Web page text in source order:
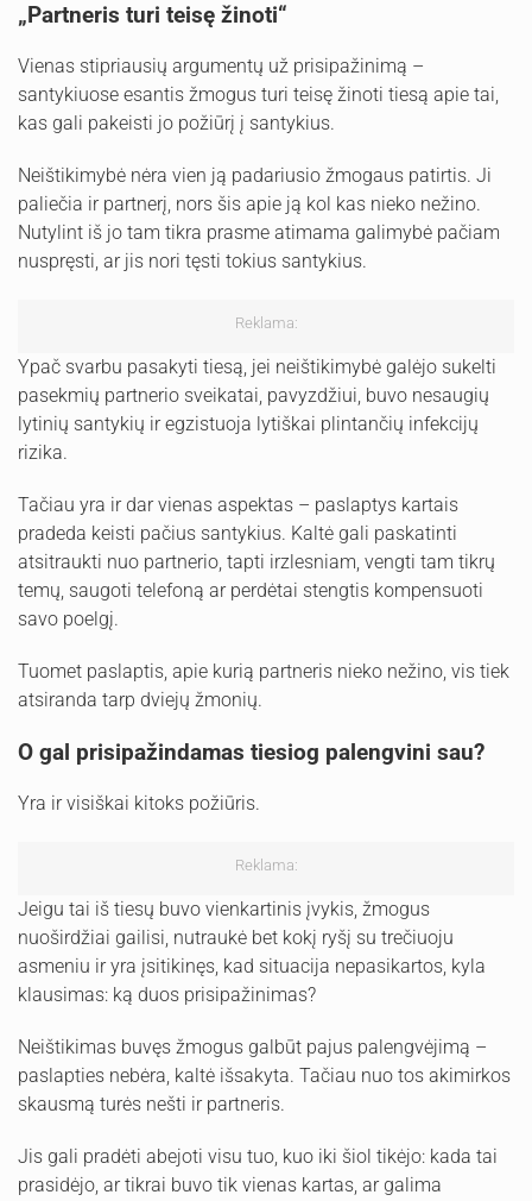
„Partneris turi teisę žinoti“
Vienas stipriausių argumentų už prisipažinimą –
santykiuose esantis žmogus turi teisę žinoti tiesą apie tai,
kas gali pakeisti jo požiūrį į santykius.
Neištikimybė nėra vien ją padariusio žmogaus patirtis. Ji
paliečia ir partnerį, nors šis apie ją kol kas nieko nežino.
Nutylint iš jo tam tikra prasme atimama galimybė pačiam
nuspręsti, ar jis nori tęsti tokius santykius.
Reklama:
Ypač svarbu pasakyti tiesą, jei neištikimybė galėjo sukelti
pasekmių partnerio sveikatai, pavyzdžiui, buvo nesaugių
lytinių santykių ir egzistuoja lytiškai plintančių infekcijų
rizika.
Tačiau yra ir dar vienas aspektas – paslaptys kartais
pradeda keisti pačius santykius. Kaltė gali paskatinti
atsitraukti nuo partnerio, tapti irzlesniam, vengti tam tikrų
temų, saugoti telefoną ar perdėtai stengtis kompensuoti
savo poelgį.
Tuomet paslaptis, apie kurią partneris nieko nežino, vis tiek
atsiranda tarp dviejų žmonių.
O gal prisipažindamas tiesiog palengvini sau?
Yra ir visiškai kitoks požiūris.
Reklama:
Jeigu tai iš tiesų buvo vienkartinis įvykis, žmogus
nuoširdžiai gailisi, nutraukė bet kokį ryšį su trečiuoju
asmeniu ir yra įsitikinęs, kad situacija nepasikartos, kyla
klausimas: ką duos prisipažinimas?
Neištikimas buvęs žmogus galbūt pajus palengvėjimą –
paslapties nebėra, kaltė išsakyta. Tačiau nuo tos akimirkos
skausmą turės nešti ir partneris.
Jis gali pradėti abejoti visu tuo, kuo iki šiol tikėjo: kada tai
prasidėjo, ar tikrai buvo tik vienas kartas, ar galima